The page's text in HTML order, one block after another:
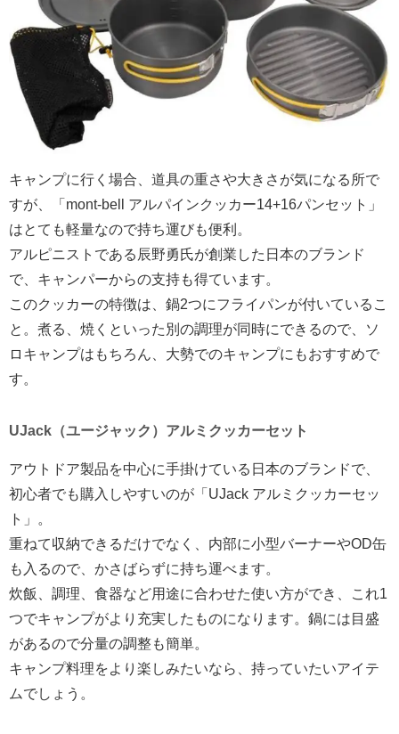
キャンプに行く場合、道具の重さや大きさが気になる所で
すが、「mont-bell アルパインクッカー14+16パンセット」
はとても軽量なので持ち運びも便利。
アルピニストである辰野勇氏が創業した日本のブランド
で、キャンパーからの支持も得ています。
このクッカーの特徴は、鍋2つにフライパンが付いているこ
と。煮る、焼くといった別の調理が同時にできるので、ソ
ロキャンプはもちろん、大勢でのキャンプにもおすすめで
す。
UJack（ユージャック）アルミクッカーセット
アウトドア製品を中心に手掛けている日本のブランドで、
初心者でも購入しやすいのが「UJack アルミクッカーセッ
ト」。
重ねて収納できるだけでなく、内部に小型バーナーやOD缶
も入るので、かさばらずに持ち運べます。
炊飯、調理、食器など用途に合わせた使い方ができ、これ1
つでキャンプがより充実したものになります。鍋には目盛
があるので分量の調整も簡単。
キャンプ料理をより楽しみたいなら、持っていたいアイテ
ムでしょう。